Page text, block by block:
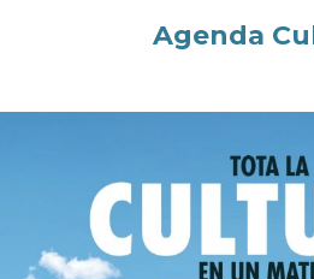
Agenda